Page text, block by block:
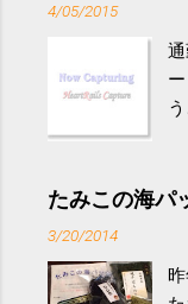
4/05/2015
たみこの海パ
3/20/2014